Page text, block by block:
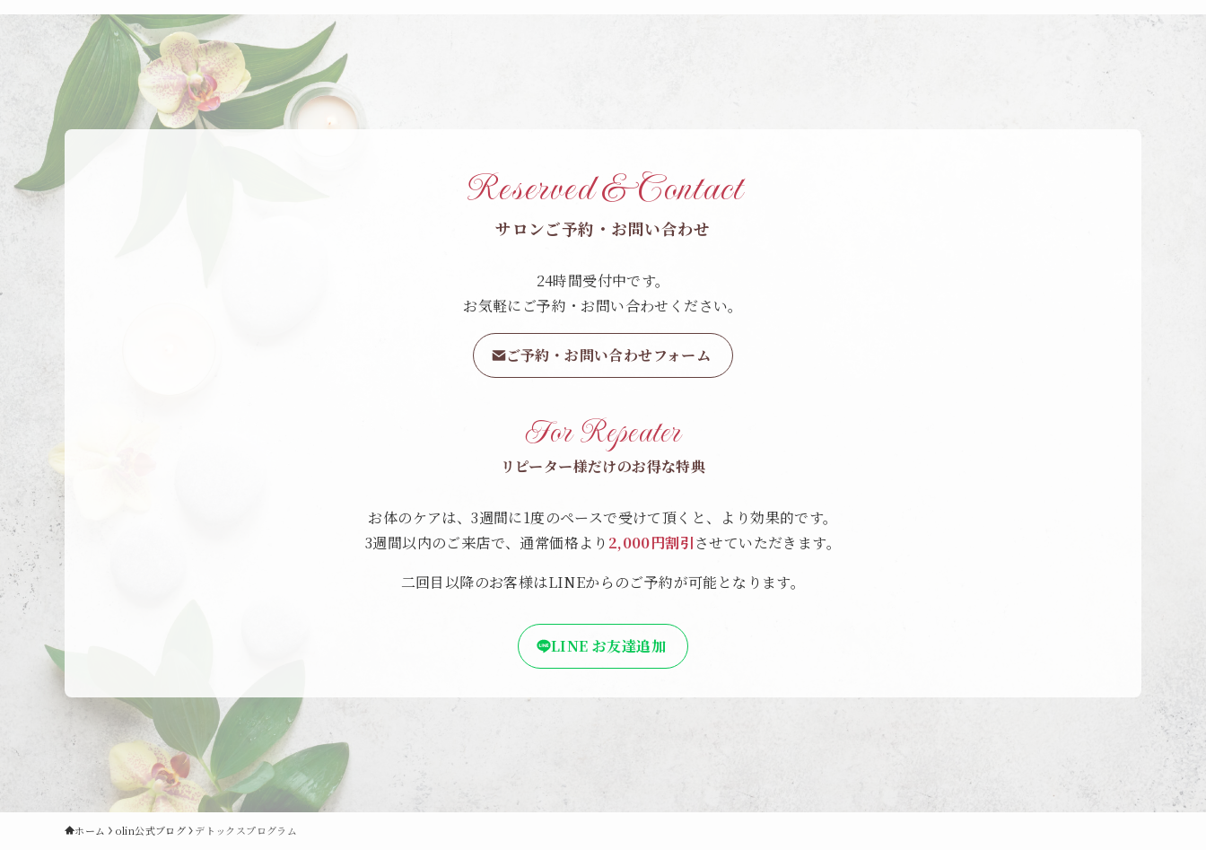
Reserved & Contact
サロンご予約・お問い合わせ
24時間受付中です。
お気軽にご予約・お問い合わせください。
ご予約・お問い合わせフォーム
For Repeater
リピーター様だけのお得な特典
お体のケアは、3週間に1度のペースで受けて頂くと、より効果的です。
3週間以内のご来店で、通常価格より 2,000円割引させていただきます。
二回目以降のお客様はLINEからのご予約が可能となります。
LINE お友達追加
ホーム olin公式ブログ デトックスプログラム